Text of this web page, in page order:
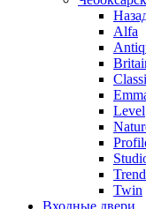
Alfa
Level
Trend
Twin